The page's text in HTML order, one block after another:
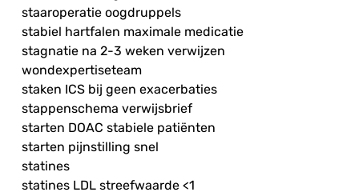
staaroperatie oogdruppels
stabiel hartfalen maximale medicatie
stagnatie na 2-3 weken verwijzen
wondexpertiseteam
staken ICS bij geen exacerbaties
stappenschema verwijsbrief
starten DOAC stabiele patiënten
starten pijnstilling snel
statines
statines LDL streefwaarde <1